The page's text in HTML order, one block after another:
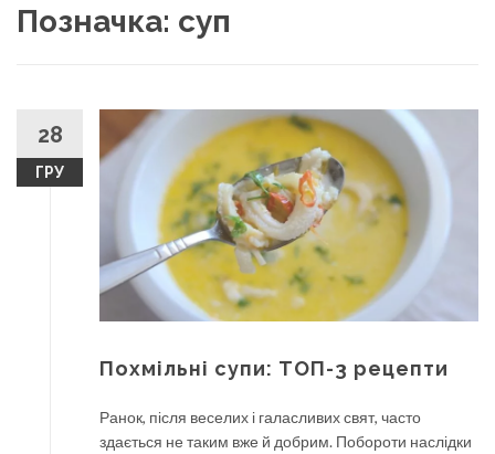
Позначка: суп
28
ГРУ
Похмільні супи: ТОП-3 рецепти
Ранок, після веселих і галасливих свят, часто
здається не таким вже й добрим. Побороти наслідки